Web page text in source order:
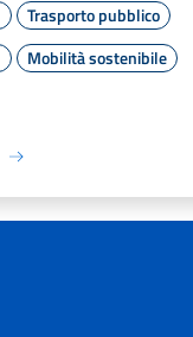
Trasporto pubblico
Mobilità sostenibile